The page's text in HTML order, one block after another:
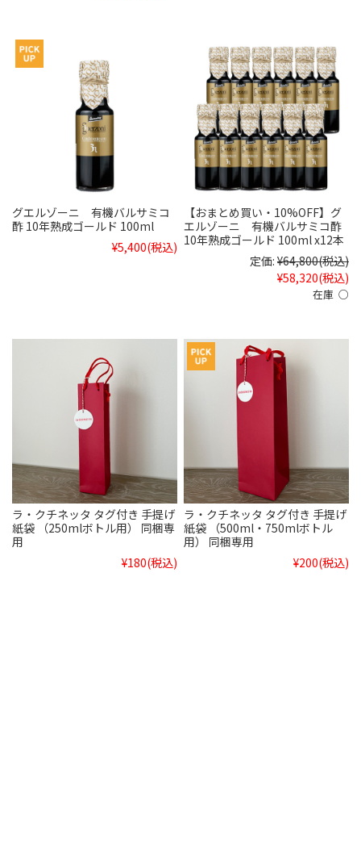
グエルゾーニ 有機バルサミコ
酢 10年熟成ゴールド 100ml
¥5,400(税込)
【おまとめ買い・10%OFF】グ
エルゾーニ 有機バルサミコ酢
10年熟成ゴールド 100ml x12本
定価: ¥64,800(税込)
¥58,320(税込)
在庫 ○
ラ・クチネッタ タグ付き 手提げ
紙袋 （250mlボトル用） 同梱専
用
¥180(税込)
ラ・クチネッタ タグ付き 手提げ
紙袋 （500ml・750mlボトル
用） 同梱専用
¥200(税込)